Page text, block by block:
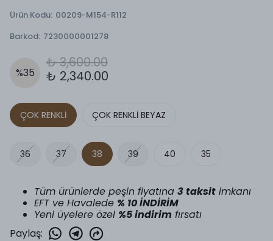
Ürün Kodu: 00209-M154-R112
Barkod: 7230000001278
%35
₺ 3,600.00
₺ 2,340.00
ÇOK RENKLİ ÇOK RENKLİ BEYAZ
36 37 38 39 40 35
Tüm ürünlerde peşin fiyatına 3 taksit imkanı
EFT ve Havalede % 10 İNDİRİM
Yeni üyelere özel %5 indirim fırsatı
Paylaş: